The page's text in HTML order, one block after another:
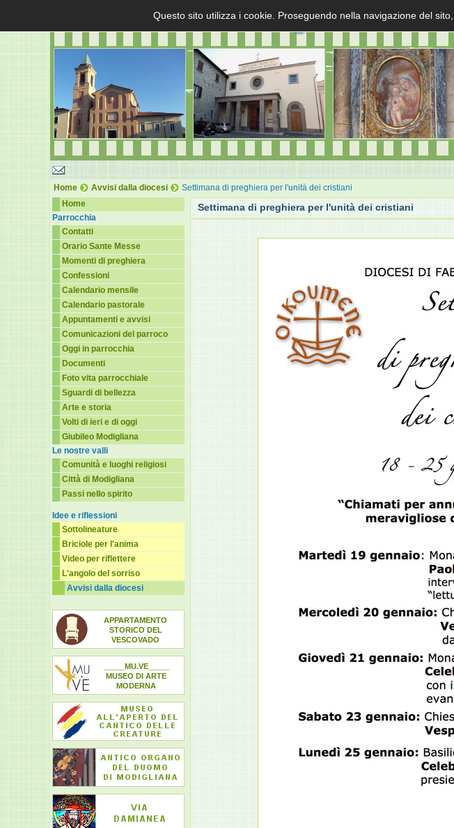
Home Avvisi dalla diocesi
Settimana di preghiera per l'unità dei cristiani
Home
Parrocchia
Contatti
Orario Sante Messe
Momenti di preghiera
Confessioni
Calendario mensile
Calendario pastorale
Appuntamenti e avvisi
Comunicazioni del parroco
Oggi in parrocchia
Documenti
Foto vita parrocchiale
Sguardi di bellezza
Arte e storia
Volti di ieri e di oggi
Giubileo Modigliana
Le nostre valli
Comunità e luoghi religiosi
Città di Modigliana
Passi nello spirito
Idee e riflessioni
Sottolineature
Briciole per l'anima
Video per riflettere
L'angolo del sorriso
Avvisi dalla diocesi
APPARTAMENTO
STORICO DEL
VESCOVADO
_____MU.VE_____
MUSEO DI ARTE
MODERNA
Settimana di preghiera per l'unità dei cristiani
Questo sito utilizza i cookie. Proseguendo nella navigazione del